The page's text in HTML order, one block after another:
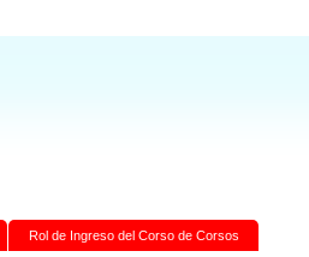
Rol de Ingreso del Corso de Corsos